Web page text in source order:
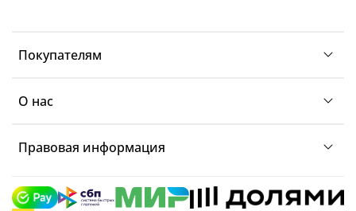
Покупателям
О нас
Правовая информация